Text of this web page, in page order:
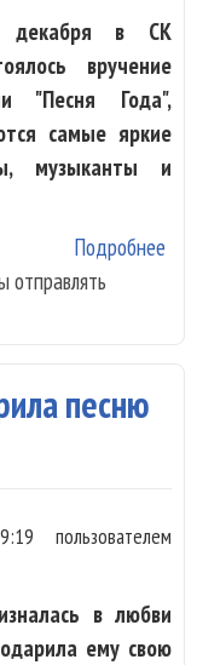
декабря в СК
вручение
"Песня Года",
самые яркие
музыканты и
Подробнее
отправлять
песню
пользователем
в любви
ему свою